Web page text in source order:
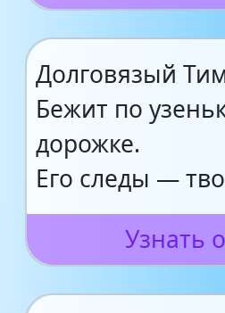
Долговязый
Бежит по
дорожке.
Его следы —
Узнать